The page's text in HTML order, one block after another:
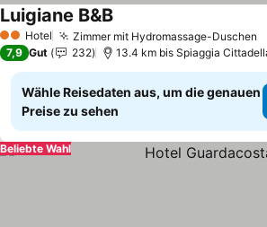
2 Sterne
Hotel Zimmer mit Hydromassage-Duschen
Luigiane B&BPreise sehen
7,9 Gut 232 13.4 km bis Spiaggia
Wähle Reisedaten aus, um die genauen
Preise zu sehen
Beliebte Wahl